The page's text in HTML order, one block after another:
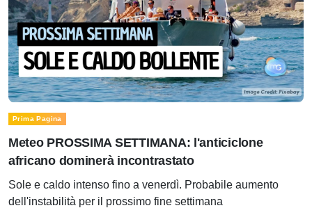
Prima Pagina
Meteo PROSSIMA SETTIMANA: l'anticiclone
africano dominerà incontrastato
Sole e caldo intenso fino a venerdì. Probabile aumento
dell'instabilità per il prossimo fine settimana